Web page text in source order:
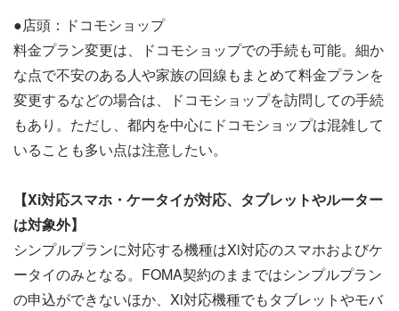
●店頭：ドコモショップ
料金プラン変更は、ドコモショップでの手続も可能。細か
な点で不安のある人や家族の回線もまとめて料金プランを
変更するなどの場合は、ドコモショップを訪問しての手続
もあり。ただし、都内を中心にドコモショップは混雑して
いることも多い点は注意したい。
【Xi対応スマホ・ケータイが対応、タブレットやルーター
は対象外】
シンプルプランに対応する機種はXi対応のスマホおよびケ
ータイのみとなる。FOMA契約のままではシンプルプラン
の申込ができないほか、Xi対応機種でもタブレットやモバ